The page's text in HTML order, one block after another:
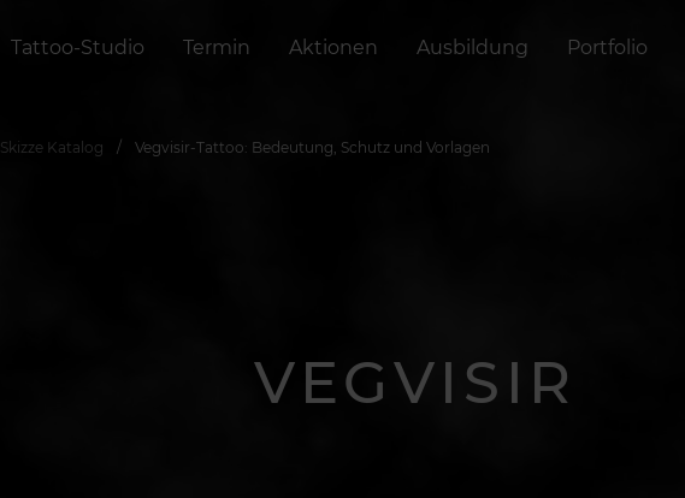
Tattoo-Studio Termin Aktionen Ausbildung Portfolio
Skizze Katalog Vegvisir-Tattoo: Bedeutung, Schutz und Vorlagen
VEGVISIR